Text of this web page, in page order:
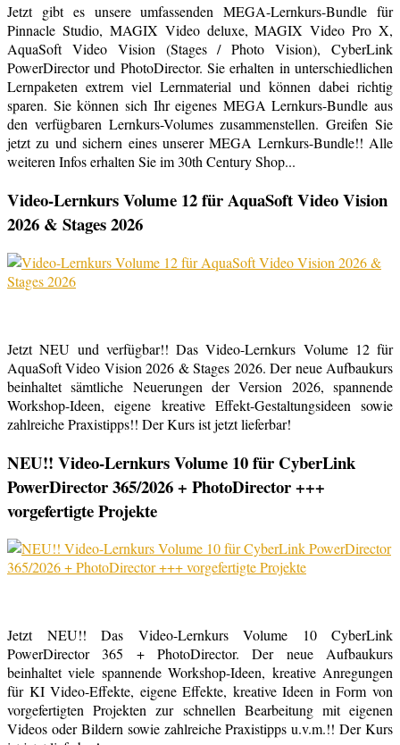
Jetzt gibt es unsere umfassenden MEGA-Lernkurs-Bundle für
Pinnacle Studio, MAGIX Video deluxe, MAGIX Video Pro X,
AquaSoft Video Vision (Stages / Photo Vision), CyberLink
PowerDirector und PhotoDirector. Sie erhalten in unterschiedlichen
Lernpaketen extrem viel Lernmaterial und können dabei richtig
sparen. Sie können sich Ihr eigenes MEGA Lernkurs-Bundle aus
den verfügbaren Lernkurs-Volumes zusammenstellen. Greifen Sie
jetzt zu und sichern eines unserer MEGA Lernkurs-Bundle!! Alle
weiteren Infos erhalten Sie im 30th Century Shop...
Video-Lernkurs Volume 12 für AquaSoft Video Vision
2026 & Stages 2026
Jetzt NEU und verfügbar!! Das Video-Lernkurs Volume 12 für
AquaSoft Video Vision 2026 & Stages 2026. Der neue Aufbaukurs
beinhaltet sämtliche Neuerungen der Version 2026, spannende
Workshop-Ideen, eigene kreative Effekt-Gestaltungsideen sowie
zahlreiche Praxistipps!! Der Kurs ist jetzt lieferbar!
NEU!! Video-Lernkurs Volume 10 für CyberLink
PowerDirector 365/2026 + PhotoDirector +++
vorgefertigte Projekte
Jetzt NEU!! Das Video-Lernkurs Volume 10 CyberLink
PowerDirector 365 + PhotoDirector. Der neue Aufbaukurs
beinhaltet viele spannende Workshop-Ideen, kreative Anregungen
für KI Video-Effekte, eigene Effekte, kreative Ideen in Form von
vorgefertigten Projekten zur schnellen Bearbeitung mit eigenen
Videos oder Bildern sowie zahlreiche Praxistipps u.v.m.!! Der Kurs